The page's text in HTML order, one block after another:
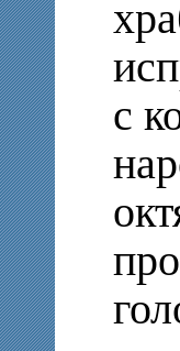
с